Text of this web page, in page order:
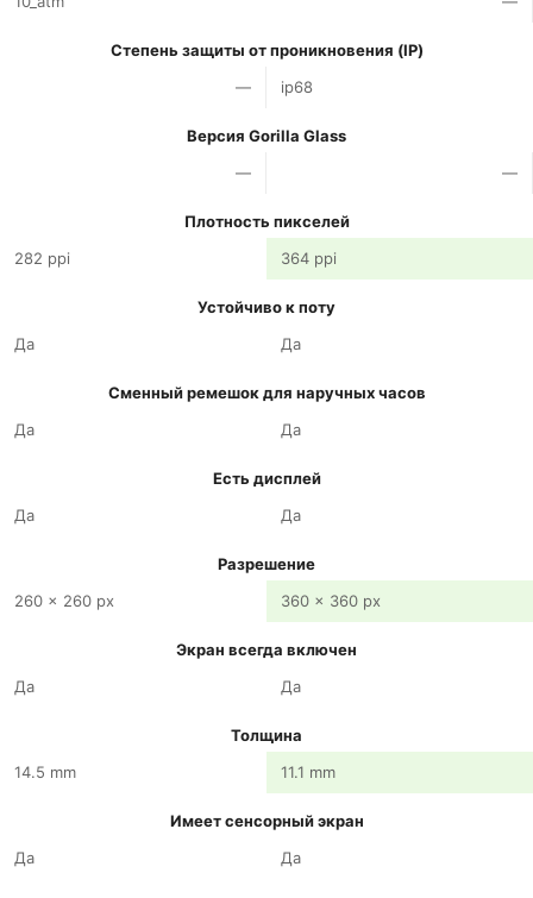
Степень защиты от проникновения (IP)
—
ip68
Версия Gorilla Glass
—
—
Плотность пикселей
282 ppi
364 ppi
Устойчиво к поту
Да
Да
Сменный ремешок для наручных часов
Да
Да
Есть дисплей
Да
Да
Разрешение
260 x 260 px
360 x 360 px
Экран всегда включен
Да
Да
Толщина
14.5 mm
11.1 mm
Имеет сенсорный экран
Да
Да